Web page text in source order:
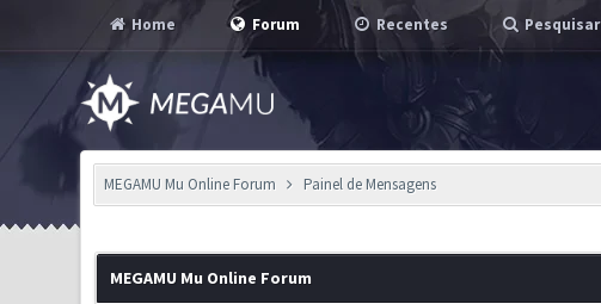
Home Forum Recentes Pesquisar
MEGAMU Mu Online Forum Painel de Mensagens
MEGAMU Mu Online Forum